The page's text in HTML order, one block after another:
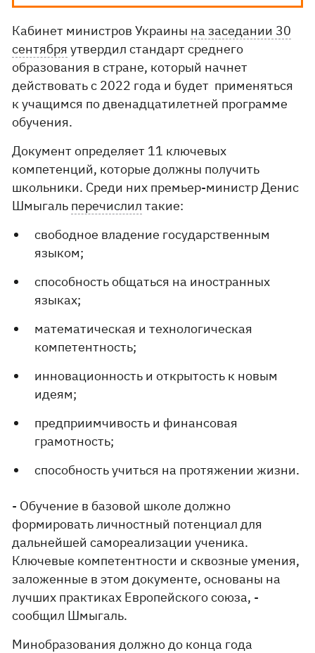
Кабинет министров Украины на заседании 30
сентября утвердил стандарт среднего
образования в стране, который начнет
действовать с 2022 года и будет применяться
к учащимся по двенадцатилетней программе
обучения.
Документ определяет 11 ключевых
компетенций, которые должны получить
школьники. Среди них премьер-министр Денис
Шмыгаль перечислил такие:
свободное владение государственным
языком;
способность общаться на иностранных
языках;
математическая и технологическая
компетентность;
инновационность и открытость к новым
идеям;
предприимчивость и финансовая
грамотность;
способность учиться на протяжении жизни.
- Обучение в базовой школе должно
формировать личностный потенциал для
дальнейшей самореализации ученика.
Ключевые компетентности и сквозные умения,
заложенные в этом документе, основаны на
лучших практиках Европейского союза, -
сообщил Шмыгаль.
Минобразования должно до конца года